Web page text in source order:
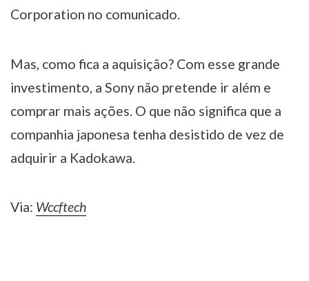
Corporation no comunicado.
Mas, como fica a aquisição? Com esse grande
investimento, a Sony não pretende ir além e
comprar mais ações. O que não significa que a
companhia japonesa tenha desistido de vez de
adquirir a Kadokawa.
Via: Wccftech